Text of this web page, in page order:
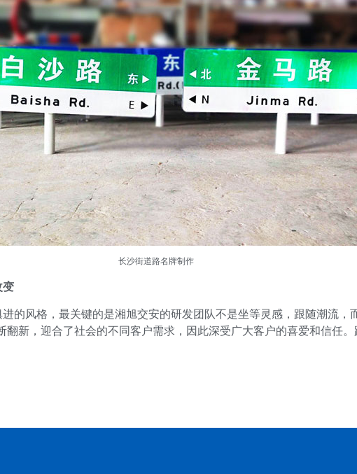
长沙街道路名牌制作
的风格，最关键的是湘旭交安的研发团队不是坐等灵感，跟随潮流，
新，迎合了社会的不同客户需求，因此深受广大客户的喜爱和信任。